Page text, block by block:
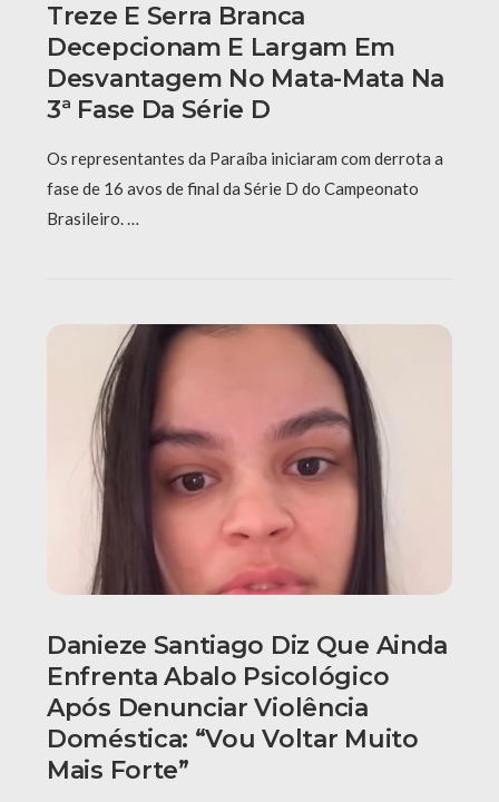
Treze E Serra Branca
Decepcionam E Largam Em
Desvantagem No Mata-Mata Na
3ª Fase Da Série D
Os representantes da Paraíba iniciaram com derrota a
fase de 16 avos de final da Série D do Campeonato
Brasileiro. …
Danieze Santiago Diz Que Ainda
Enfrenta Abalo Psicológico
Após Denunciar Violência
Doméstica: “Vou Voltar Muito
Mais Forte”